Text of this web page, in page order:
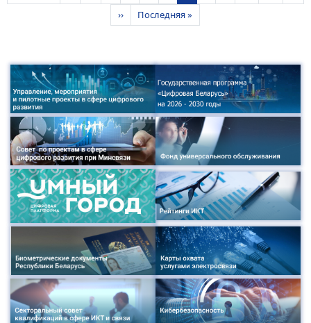
Следующая страница
›› Последняя страница
Последняя »